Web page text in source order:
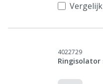
Vergelijk
4022729